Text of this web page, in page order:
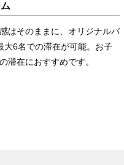
はそのままに、オリジナルバ
大6名での滞在が可能。お子
滞在におすすめです。